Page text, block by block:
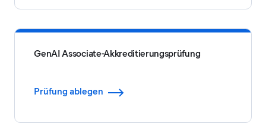
GenAI Associate-Akkreditierungsprüfung
Prüfung ablegen